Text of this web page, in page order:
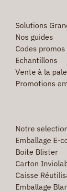
Solutions
Nos guides
Codes promos
Echantillons
Vente à la
Promotions
Notre
Emballage E-
Boite Blister
Carton
Caisse
Emballage